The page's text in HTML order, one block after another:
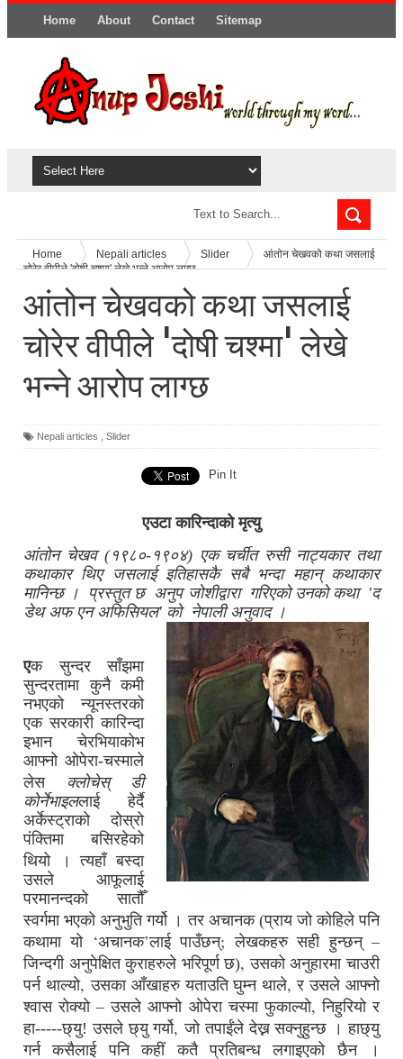
Home About Contact Sitemap
Home Nepali articles Slider
आंतोन चेखवको कथा जसलाई
चोरेर वीपीले 'दोषी चश्मा' लेखे भन्ने आरोप लाग्छ
आंतोन चेखवको कथा जसलाई
चोरेर वीपीले 'दोषी चश्मा' लेखे
भन्ने आरोप लाग्छ
Nepali articles Slider
Pin It
एउटा कारिन्दाको मृत्यु
आंतोन चेखव (१९८०-१९०४) एक चर्चीत रुसी नाट्यकार तथा
कथाकार थिए जसलाई इतिहासकै सबै भन्दा महान् कथाकार
मानिन्छ । प्रस्तुत छ अनुप जोशीद्वारा गरिएको उनको कथा 'द
डेथ अफ एन अफिसियल' को नेपाली अनुवाद ।
एक
सुन्दर साँझमा
सुन्दरतामा कुनै कमी
नभएको न्यूनस्तरको
एक सरकारी कारिन्दा
इभान चेरभियाकोभ
आफ्नो ओपेरा-चस्माले
लेस
क्लोचेस् डी
कोर्नेभाइललाई हेर्दै
अर्केस्ट्राको दोस्रो
पंक्तिमा बसिरहेको
थियो ।
त्यहाँ बस्दा
उसले आफूलाई
परमानन्दको सातौँ
स्वर्गमा भएको अनुभुति गर्यो । तर अचानक (प्राय जो कोहिले पनि
कथामा यो ‘अचानक’लाई पाउँछन्;लेखकहरु सही हुन्छन्–
जिन्दगी अनुपेक्षित कुराहरुले भरिपूर्ण छ),उसको अनुहारमा चाउरी
पर्न थाल्यो,उसका आँखाहरु यताउति घुम्न थाले,र उसले आफ्नो
श्वास रोक्यो–उसले आफ्नो ओपेरा चस्मा फुकाल्यो,निहुरियो र
हा-----छ्यु! उसले छ्यु गर्यो,जो तपाईंले देख्न सक्नुहुन्छ । हाछ्यु
गर्न कसैलाई पनि कहीं कतै प्रतिबन्ध लगाइएको छैन ।